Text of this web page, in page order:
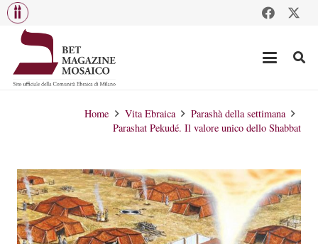
Home Vita Ebraica
Parashà della settimana
Parashat Pekudé. Il valore unico dello Shabbat